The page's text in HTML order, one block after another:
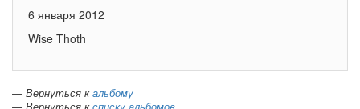
6 января 2012
Wise Thoth
— Вернуться кальбому